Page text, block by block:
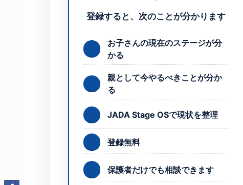
登録すると、次のことが分かります
お子さんの現在のステージが分
かる
親として今やるべきことが分か
る
JADA Stage OSで現状を整理
登録無料
保護者だけでも相談できます